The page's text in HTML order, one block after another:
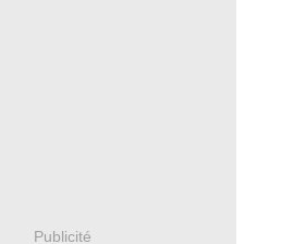
Publicité